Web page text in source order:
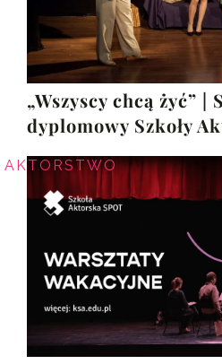
„Wszyscy chcą żyć” |
dyplomowy Szkoły
AKTORSTWO